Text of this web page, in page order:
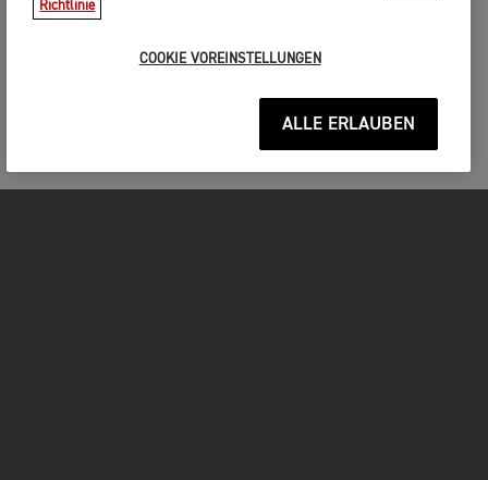
Richtlinie
COOKIE VOREINSTELLUNGEN
ALLE ERLAUBEN